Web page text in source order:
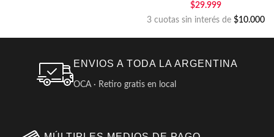
$29.999
3 cuotas sin interés de $10.000
ENVIOS A TODA LA ARGENTINA
OCA · Retiro gratis en local